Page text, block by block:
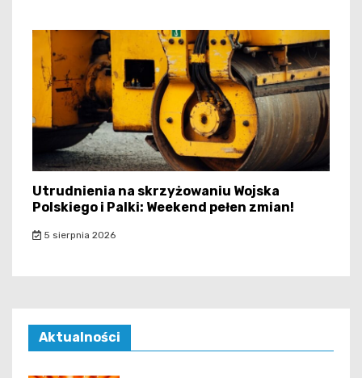
Utrudnienia na skrzyżowaniu Wojska
Polskiego i Palki: Weekend pełen zmian!
5 sierpnia 2026
Aktualności